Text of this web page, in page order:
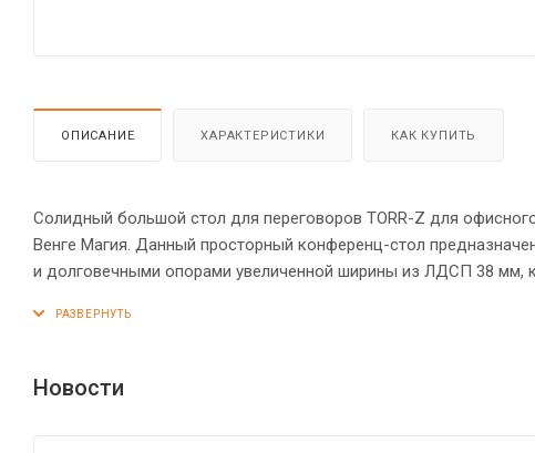
ОПИСАНИЕ ХАРАКТЕРИСТИКИ КАК КУПИТЬ
Солидный большой стол для переговоров TORR-Z для
Венге Магия. Данный просторный конференц-стол
и долговечными опорами увеличенной ширины из ЛДСП 38
оснащена прочными силовыми креплениями –
Новости